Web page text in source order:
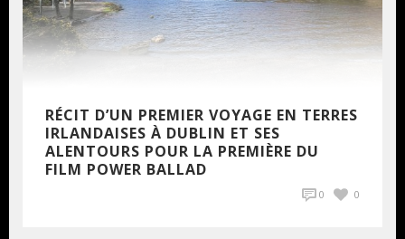
RÉCIT D’UN PREMIER VOYAGE EN TERRES
IRLANDAISES À DUBLIN ET SES
ALENTOURS POUR LA PREMIÈRE DU
FILM POWER BALLAD
0 0